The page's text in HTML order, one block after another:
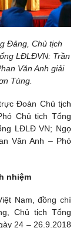
Đảng, Chủ tịch
LĐLĐVN: Trần
Văn Anh giải
Tùng.
Đoàn Chủ tịch
Chủ tịch Tổng
LĐLĐ VN; Ngọ
Văn Anh – Phó
nhiệm
Nam, đồng chí
Chủ tịch Tổng
24 – 26.9.2018